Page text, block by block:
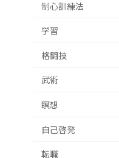
制心訓練法
学習
格闘技
武術
瞑想
自己啓発
転職